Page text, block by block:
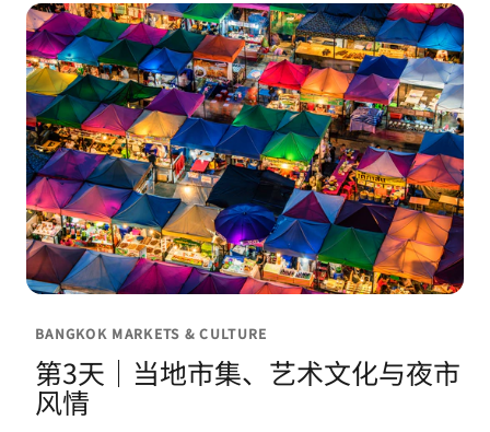
BANGKOK MARKETS & CULTURE
第3天｜当地市集、艺术文化与夜市
风情